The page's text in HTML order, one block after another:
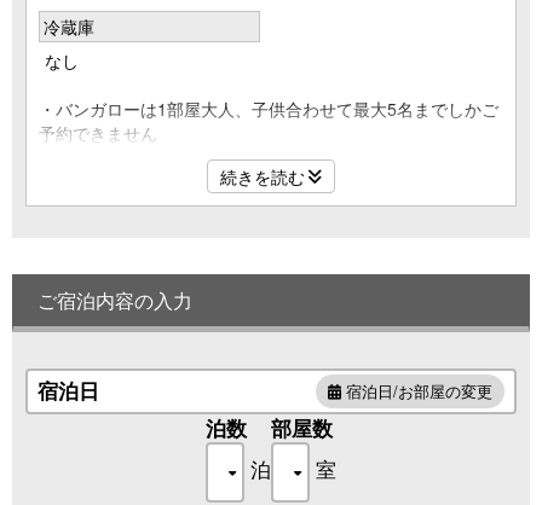
冷蔵庫
なし
・バンガローは1部屋大人、子供合わせて最大5名までしかご
予約できません
※未就学児、0歳児のお子様も1名に含まれます
※部屋によって泊まれる人数は異なります
※計4部屋（4家族）以上、計16名以上又は大人が7名以上のご
予約があった場合はキャンセルとさせていただきます
※万が一、ご予約名を変えての計4部屋（4家族）以上、計16
合は即ご退場いただきます
※その際の返金はいたしません
大人のみの利用は最大6名までとなります
※計大人が7名以上のご予約があった場合はキャンセルとさせ
続きを読む
ご宿泊内容の入力
宿泊日 宿泊日/お部屋の変更
泊数
泊
部屋数
室